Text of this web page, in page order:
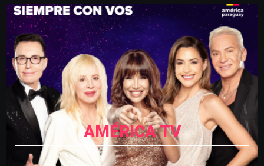
AMÉRICA TV